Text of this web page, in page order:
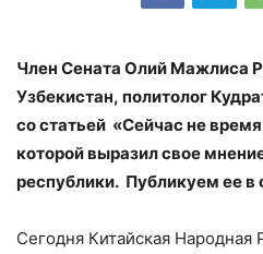
Член Сената Олий Мажлиса
Узбекистан, политолог
со статьей «Сейчас не
которой выразил свое
республики. Публикуем ее
Сегодня Китайская Народная